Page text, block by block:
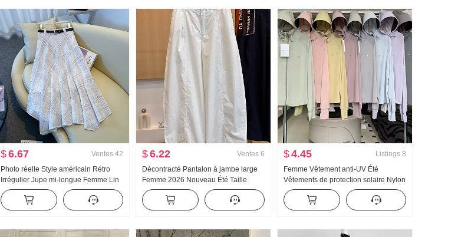
$6.67 Ventes 42
Photo réelle Style américain Rétro
Irrégulier Jupe mi-longue Femme Lin
Robe mi-longue À carreaux Jupe
trapèze Irrégulier Queue de poisson
Pendule Jupe
$6.22 Ventes 6
Décontracté Pantalon à jambe large
Femme 2026 Nouveau Été Taille
haute Amincissant Grande taille Petite
taille Minimaliste Ample Neuf points
Machette Pantalon
$4.45 Listings 8
Femme Vêtement anti-UV Été
Vêtements de protection solaire Nylon
Version légère Glace Soie Respirant
Manteau Ample Grande taille Sweat à
capuche